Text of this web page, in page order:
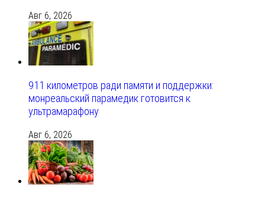
Авг 6, 2026
911 километров ради памяти и поддержки:
монреальский парамедик готовится к
ультрамарафону
Авг 6, 2026